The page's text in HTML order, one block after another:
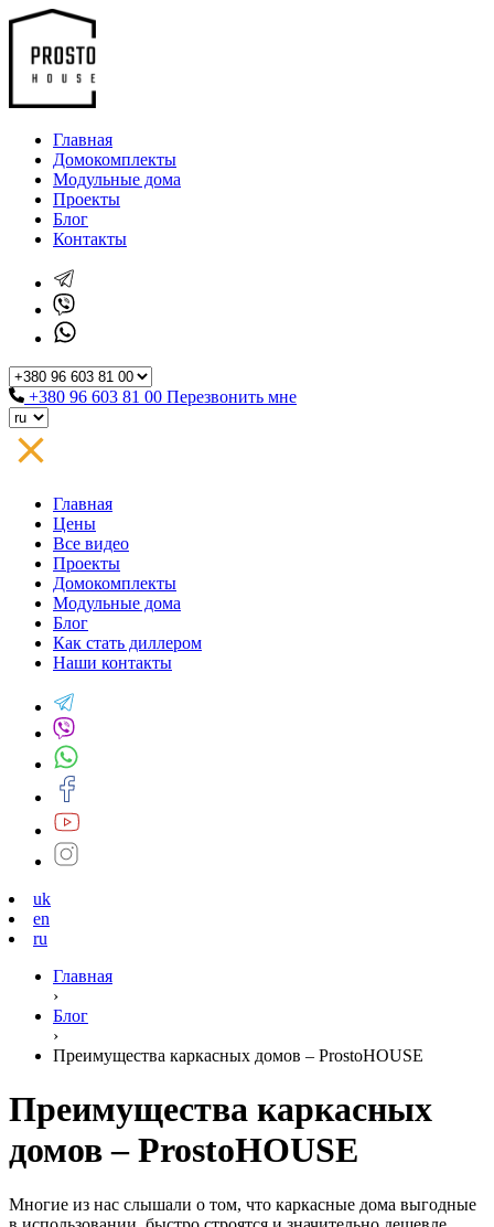
Главная
Домокомплекты
Модульные дома
Проекты
Блог
Контакты
+380 96 603 81 00 Перезвонить мне
Главная
Цены
Все видео
Проекты
Домокомплекты
Модульные дома
Блог
Как стать диллером
Наши контакты
uk
en
ru
Главная
›
Блог
›
Преимущества каркасных домов – ProstoHOUSE
Преимущества каркасных
домов – ProstoHOUSE
Многие из нас слышали о том, что каркасные дома выгодные